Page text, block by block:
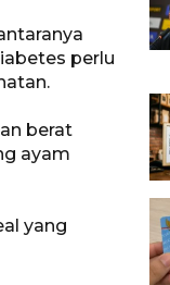
perlu
berat
ayam
yang